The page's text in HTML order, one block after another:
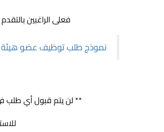
فعلى الراغبين
نموذج طلب توظيف عضو
** لن يتم قبول أي طلب في
للاستفسار